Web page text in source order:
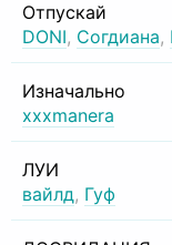
Отпускай
DONI, Согдиана,
Изначально
xxxmanera
ЛУИ
вайлд, Гуф